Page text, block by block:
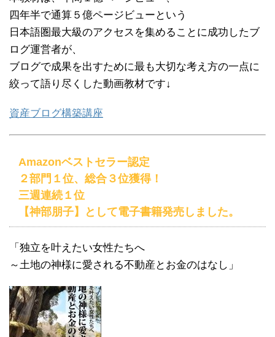
四年半で通算５億ページビューという
日本語圏最大級のアクセスを集めることに成功したブ
ログ運営者が、
ブログで成果を出すために最も大切な考え方の一点に
絞って語り尽くした動画教材です↓
資産ブログ構築講座
Amazonベストセラー認定
２部門１位、総合３位獲得！
三週連続１位
【神部朋子】として電子書籍発売しました。
「独立を叶えたい女性たちへ
～土地の神様に愛される不動産とお金のはなし」